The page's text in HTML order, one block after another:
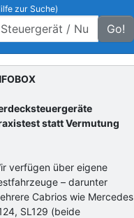
zur Suche)
Go!
statt Vermutung
verfügen über eigene
– darunter
Cabrios wie Mercedes
SL129 (beide